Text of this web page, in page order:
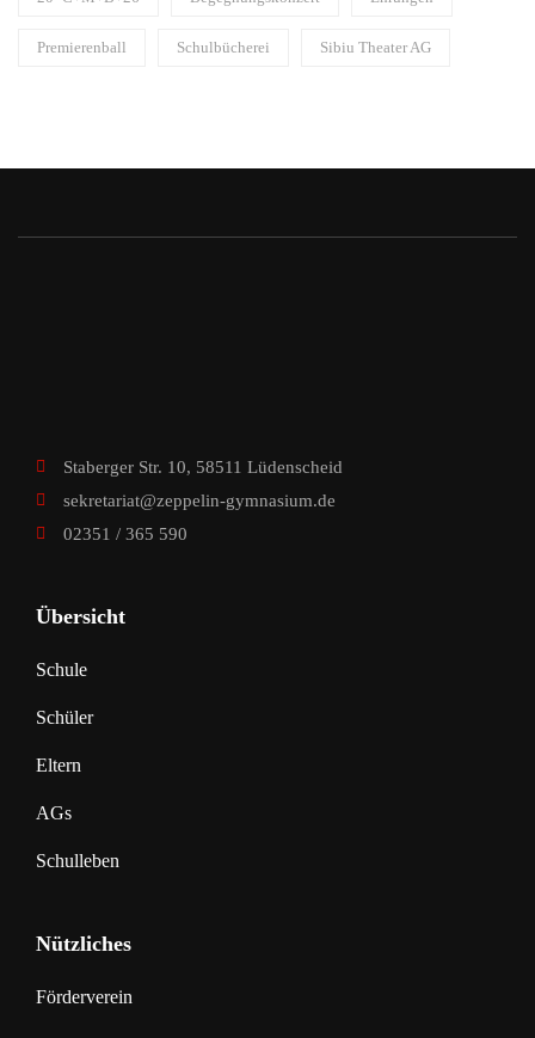
Premierenball Schulbücherei Sibiu Theater AG
Staberger Str. 10, 58511 Lüdenscheid
sekretariat@zeppelin-gymnasium.de
02351 / 365 590
Übersicht
Schule
Schüler
Eltern
AGs
Schulleben
Nützliches
Förderverein